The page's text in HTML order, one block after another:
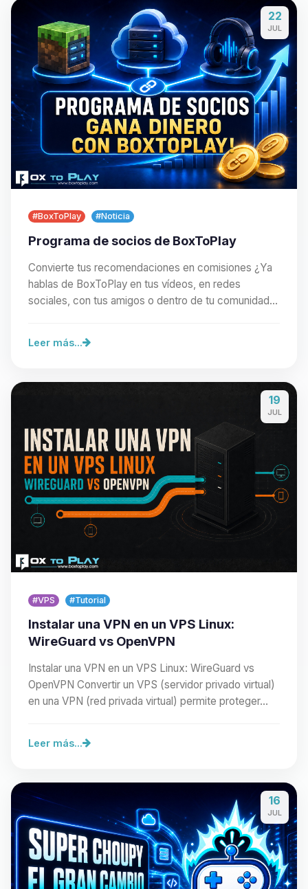
22
JUL
#BoxToPlay #Noticia
Programa de socios de BoxToPlay
Convierte tus recomendaciones en comisiones ¿Ya
hablas de BoxToPlay en tus vídeos, en redes
sociales, con tus amigos o dentro de tu comunidad?
Leer más...
19
JUL
#VPS #Tutorial
Instalar una VPN en un VPS Linux:
WireGuard vs OpenVPN
Instalar una VPN en un VPS Linux: WireGuard vs
OpenVPN Convertir un VPS (servidor privado virtual)
en una VPN (red privada virtual) permite proteger…
Leer más...
16
JUL